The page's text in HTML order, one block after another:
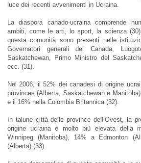
luce dei recenti avvenimenti in Ucraina.
La diaspora canado-ucraina comprende
ambiti, come le arti, lo sport, la scienza
questa comunità sono presenti nelle
Governatori generali del Canada,
Saskatchewan, Primo Ministro del
ecc. (31).
Nel 2006, il 52% dei canadesi di origine
provinces (Alberta, Saskatchewan e
e il 16% nella Colombia Britannica (32).
In talune città delle province dell’Ovest, la
origine ucraina è molto più elevata della
Winnipeg (Manitoba), 14% a Edmonton
(Alberta) (33).